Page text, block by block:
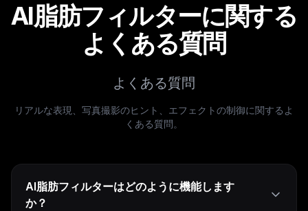
AI脂肪フィルターに関する
よくある質問
よくある質問
リアルな表現、写真撮影のヒント、エフェクトの制御に関するよ
くある質問。
AI脂肪フィルターはどのように機能します
か？